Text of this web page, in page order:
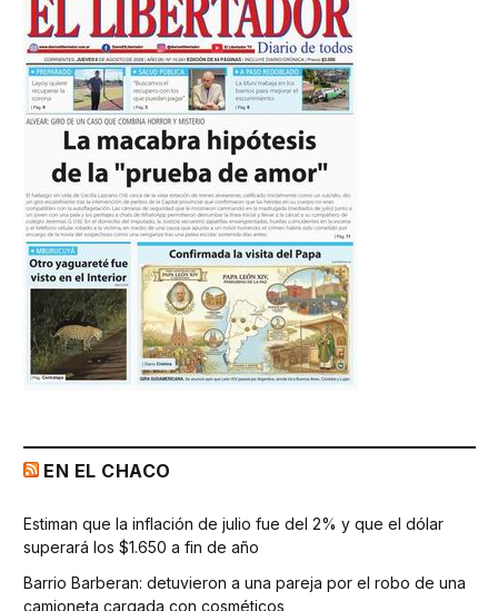
EN EL CHACO
Estiman que la inflación de julio fue del 2% y que el dólar
superará los $1.650 a fin de año
Barrio Barberan: detuvieron a una pareja por el robo de una
camioneta cargada con cosméticos